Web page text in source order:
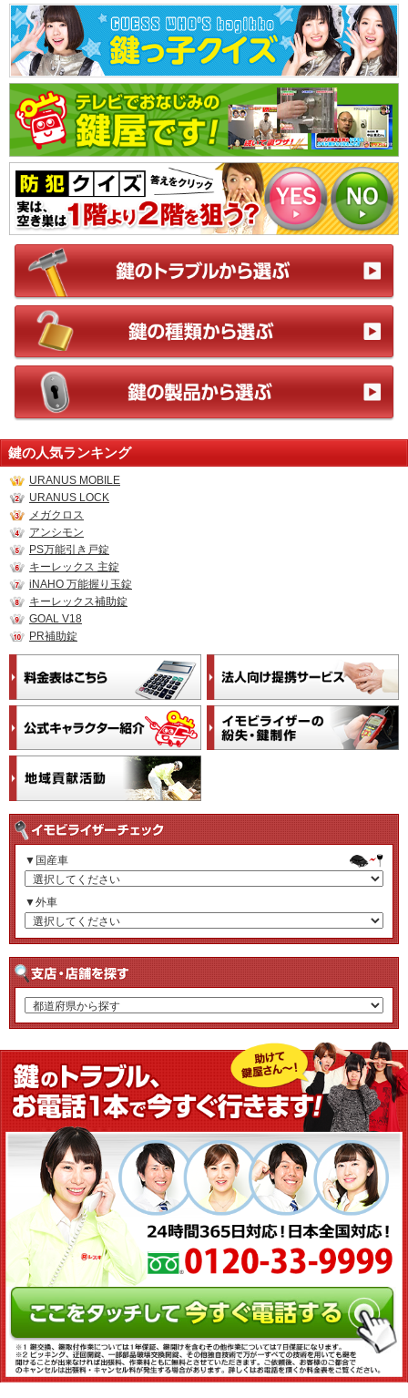
鍵の人気ランキング
URANUS MOBILE
URANUS LOCK
メガクロス
アンシモン
PS万能引き戸錠
キーレックス 主錠
iNAHO 万能握り玉錠
キーレックス補助錠
GOAL V18
PR補助錠
▼国産車
▼外車